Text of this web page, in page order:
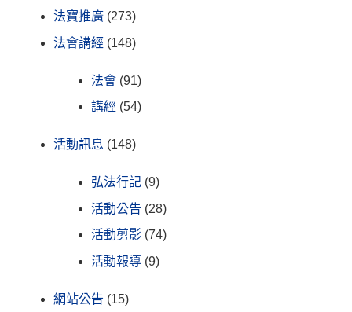
法寶推廣 (273)
法會講經 (148)
法會 (91)
講經 (54)
活動訊息 (148)
弘法行記 (9)
活動公告 (28)
活動剪影 (74)
活動報導 (9)
網站公告 (15)